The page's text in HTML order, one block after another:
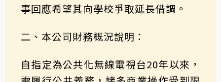
事回應希望其向學校爭取延長借調。
二、本公司財務概況說明：
自指定為公共化無線電視台20年以來，